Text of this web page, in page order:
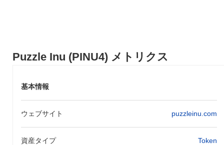
Puzzle Inu (PINU4) メトリクス
基本情報
ウェブサイト puzzleinu.com
資産タイプ Token